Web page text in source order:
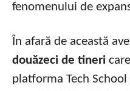
fenomenului de
În afară de această
douăzeci de tineri
platforma Tech